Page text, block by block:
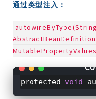
通过类型注入：
protected void